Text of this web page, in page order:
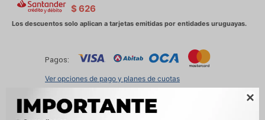

$ 626
Pagos:
Ver opciones de pago y planes de cuotas